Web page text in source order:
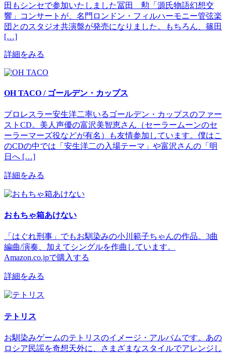
田もシンセで参加いたしました冨田 勲「源氏物語幻想交
響」コンサートが、名門ロンドン・フィルハーモニー管弦楽
団とのスタジオ共演盤が発売になりました。もちろん、篠田
[…]
詳細をみる
OH TACO / ゴールデン・カップス
プロレスラー安生洋二率いるゴールデン・カップスのファー
ストCD。美人声優の富沢美智恵さん（セーラームーンのセ
ーラーマーズ役などが有名）も友情参加しています。僕はこ
のCDの中では「安生洋二の入場テーマ」や富沢さんの「明
日へ […]
詳細をみる
おもちゃ箱あけない
「はぐれ刑事」でもお馴染みの小川範子ちゃんの作品。3曲
編曲/演奏、加えてシングルを作曲しています。
Amazon.co.jpで購入する
詳細をみる
テトリス
お馴染みゲームのテトリスのイメージ・アルバムです。あの
ロシア民謡を奇想天外に、さまざまなスタイルでアレンジし